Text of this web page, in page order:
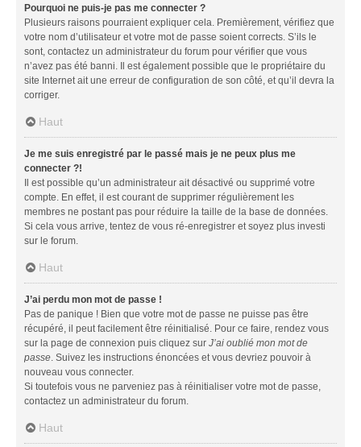
Pourquoi ne puis-je pas me connecter ?
Plusieurs raisons pourraient expliquer cela. Premièrement, vérifiez que
votre nom d’utilisateur et votre mot de passe soient corrects. S’ils le
sont, contactez un administrateur du forum pour vérifier que vous
n’avez pas été banni. Il est également possible que le propriétaire du
site Internet ait une erreur de configuration de son côté, et qu’il devra la
corriger.
Haut
Je me suis enregistré par le passé mais je ne peux plus me
connecter ?!
Il est possible qu’un administrateur ait désactivé ou supprimé votre
compte. En effet, il est courant de supprimer régulièrement les
membres ne postant pas pour réduire la taille de la base de données.
Si cela vous arrive, tentez de vous ré-enregistrer et soyez plus investi
sur le forum.
Haut
J’ai perdu mon mot de passe !
Pas de panique ! Bien que votre mot de passe ne puisse pas être
récupéré, il peut facilement être réinitialisé. Pour ce faire, rendez vous
sur la page de connexion puis cliquez sur J’ai oublié mon mot de
passe . Suivez les instructions énoncées et vous devriez pouvoir à
nouveau vous connecter.
Si toutefois vous ne parveniez pas à réinitialiser votre mot de passe,
contactez un administrateur du forum.
Haut